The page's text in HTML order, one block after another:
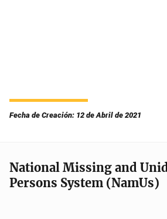
Fecha de Creación: 12 de Abril de 2021
National Missing and
Persons System (NamUs)